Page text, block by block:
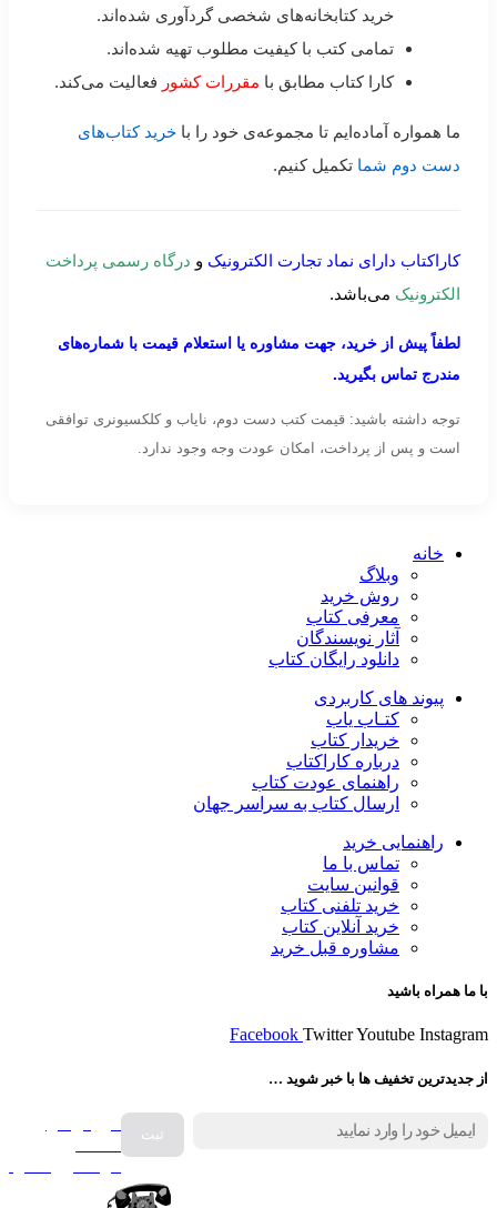
خرید کتابخانه‌های شخصی گردآوری شده‌اند.
تمامی کتب با کیفیت مطلوب تهیه شده‌اند.
کارا کتاب مطابق با مقررات کشور فعالیت می‌کند.
ما همواره آماده‌ایم تا مجموعه‌ی خود را با خرید کتاب‌های
دست دوم شما تکمیل کنیم.
کاراکتاب دارای نماد تجارت الکترونیک و درگاه رسمی پرداخت
الکترونیک می‌باشد.
لطفاً پیش از خرید، جهت مشاوره یا استعلام قیمت با شماره‌های
مندرج تماس بگیرید.
توجه داشته باشید: قیمت کتب دست دوم، نایاب و کلکسیونری توافقی
است و پس از پرداخت، امکان عودت وجه وجود ندارد.
خانه
وبلاگ
روش خرید
معرفی کتاب
آثار نویسندگان
دانلود رایگان کتاب
پیوند های کاربردی
کتـاب یاب
خریدار کتاب
درباره کاراکتاب
راهنمای عودت کتاب
ارسال کتاب به سراسر جهان
راهنمایی خرید
تماس با ما
قوانین سایت
خرید تلفنی کتاب
خرید آنلاین کتاب
مشاوره قبل خرید
با ما همراه باشید
Facebook TwitterYoutube Instagram
از جدیدترین تخفیف ها با خبر شوید …
فروش انواع